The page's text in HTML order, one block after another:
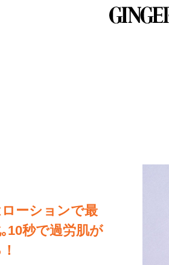
ーションで最
10秒で過労肌が